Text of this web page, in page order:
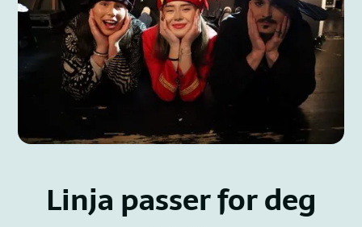
Film og scene– vi kombinerer teater og film, slik
at du får erfaring i begge uttrykkene
Mosjøen har et spennende filmmiljø, blant annet
med dyktige filmskapere somSimen Nyland
(Tapperiet Film og Vfx AS) ogAleksander Nordaas
Det benytter vi oss jo så klart av på linja. Med et slikt
samarbeid får du være en del av et større miljø og
Linja passer for deg